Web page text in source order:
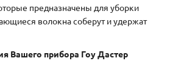
предназначены для уборки
волокна соберут и удержат
Вашего прибора Гоу Дастер